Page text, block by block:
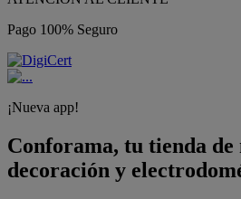
Pago 100% Seguro
¡Nueva app!
Conforama, tu tienda de
decoración y